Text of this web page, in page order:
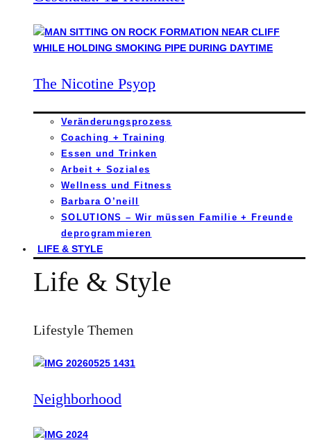
The Nicotine Psyop
Veränderungsprozess
Coaching + Training
Essen und Trinken
Arbeit + Soziales
Wellness und Fitness
Barbara O’neill
SOLUTIONS – Wir müssen Familie + Freunde
deprogrammieren
LIFE & STYLE
Life & Style
Lifestyle Themen
Neighborhood